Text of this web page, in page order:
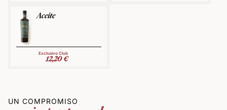
Aceite
12,20€
UN COMPROMISO